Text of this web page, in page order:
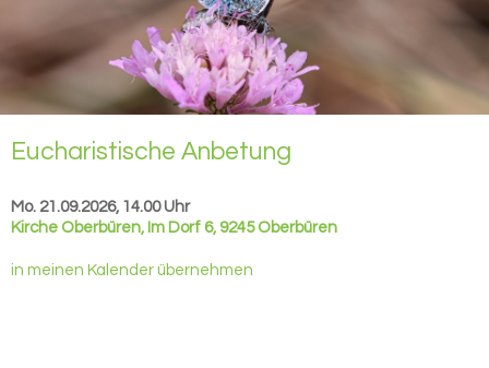
Eu­cha­ris­ti­sche An­be­tung
Mo. 21.09.2026, 14.00 Uhr
Kirche Oberbüren, Im Dorf 6, 9245 Oberbüren
in meinen Kalender übernehmen